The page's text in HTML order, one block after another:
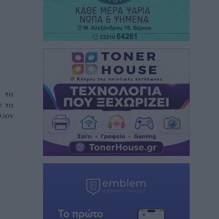
τα
τα